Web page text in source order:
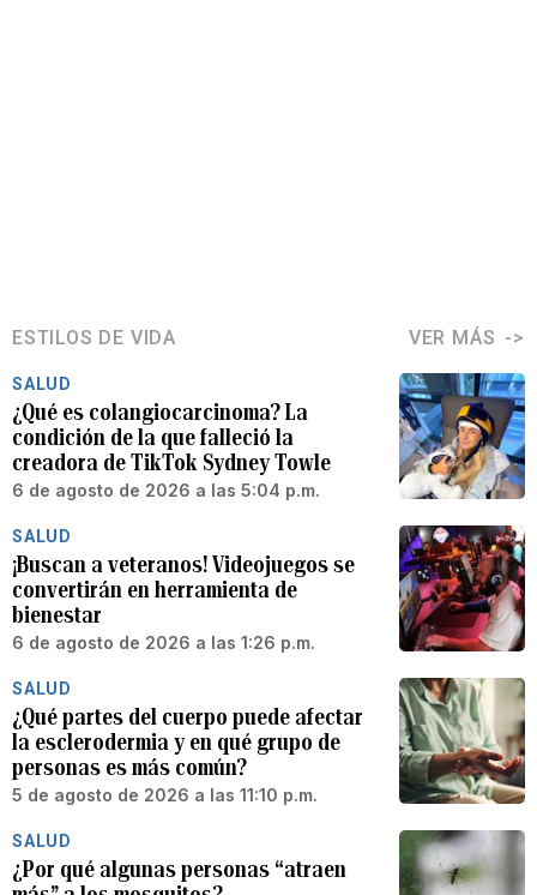
ESTILOS DE VIDA VER MÁS
SALUD
¿Qué es colangiocarcinoma? La
condición de la que falleció la
creadora de TikTok Sydney Towle
6 de agosto de 2026 a las 5:04 p.m.
SALUD
¡Buscan a veteranos! Videojuegos se
convertirán en herramienta de
bienestar
6 de agosto de 2026 a las 1:26 p.m.
SALUD
¿Qué partes del cuerpo puede afectar
la esclerodermia y en qué grupo de
personas es más común?
5 de agosto de 2026 a las 11:10 p.m.
SALUD
¿Por qué algunas personas “atraen